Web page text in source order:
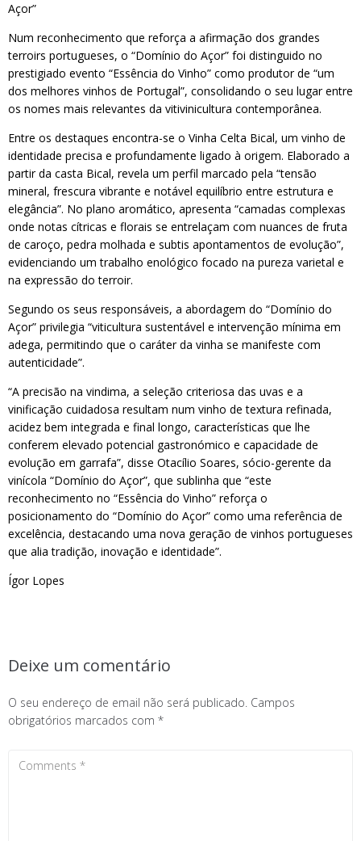
Açor”
Num reconhecimento que reforça a afirmação dos grandes
terroirs portugueses, o “Domínio do Açor” foi distinguido no
prestigiado evento “Essência do Vinho” como produtor de “um
dos melhores vinhos de Portugal”, consolidando o seu lugar entre
os nomes mais relevantes da vitivinicultura contemporânea.
Entre os destaques encontra-se o Vinha Celta Bical, um vinho de
identidade precisa e profundamente ligado à origem. Elaborado a
partir da casta Bical, revela um perfil marcado pela “tensão
mineral, frescura vibrante e notável equilíbrio entre estrutura e
elegância”. No plano aromático, apresenta “camadas complexas
onde notas cítricas e florais se entrelaçam com nuances de fruta
de caroço, pedra molhada e subtis apontamentos de evolução”,
evidenciando um trabalho enológico focado na pureza varietal e
na expressão do terroir.
Segundo os seus responsáveis, a abordagem do “Domínio do
Açor” privilegia “viticultura sustentável e intervenção mínima em
adega, permitindo que o caráter da vinha se manifeste com
autenticidade”.
“A precisão na vindima, a seleção criteriosa das uvas e a
vinificação cuidadosa resultam num vinho de textura refinada,
acidez bem integrada e final longo, características que lhe
conferem elevado potencial gastronómico e capacidade de
evolução em garrafa”, disse Otacílio Soares, sócio-gerente da
vinícola “Domínio do Açor”, que sublinha que “este
reconhecimento no “Essência do Vinho” reforça o
posicionamento do “Domínio do Açor” como uma referência de
excelência, destacando uma nova geração de vinhos portugueses
que alia tradição, inovação e identidade”.
Ígor Lopes
Deixe um comentário
O seu endereço de email não será publicado. Campos
obrigatórios marcados com *